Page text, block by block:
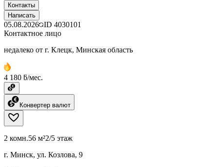
Контакты
Написать
05.08.2026 ID 4030101
Контактное лицо
недалеко от г. Клецк, Минская область
4 180 ƃ/мес.
Конвертер валют
2 комн.56 м²2/5 этаж
г. Минск, ул. Козлова, 9